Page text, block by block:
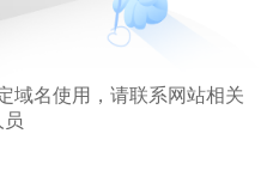
域名使用，请联系网站相关
员